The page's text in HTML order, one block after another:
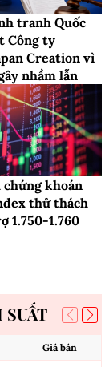
tranh Quốc
Công ty
Creation vì
nhầm lẫn
khoán
thử thách
1.750-1.760
SUẤT
Giá bán